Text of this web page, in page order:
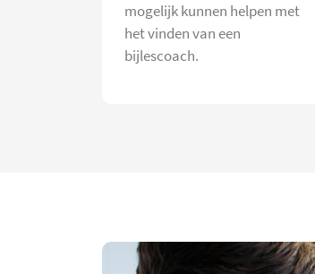
mogelijk kunnen helpen met
het vinden van een
bijlescoach.